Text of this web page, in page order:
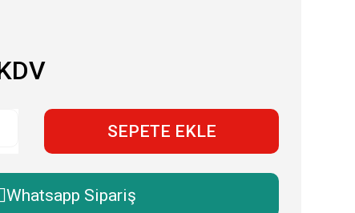
SEPETE EKLE
Whatsapp Sipariş